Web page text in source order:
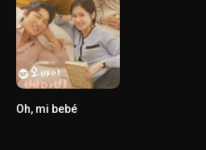
Oh, mi bebé